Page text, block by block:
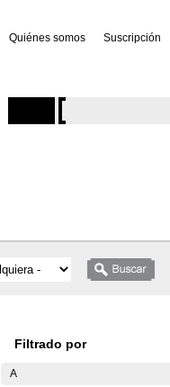
Quiénes somos Suscripción
Filtrado por
A